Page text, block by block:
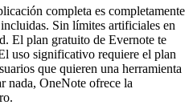
completa es completamente
Sin límites artificiales en
El plan gratuito de Evernote te
uso significativo requiere el plan
que quieren una herramienta
nada, OneNote ofrece la